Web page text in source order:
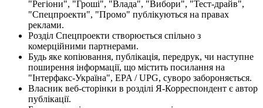
"Регіони", "Гроші", "Влада", "Вибори", "Тест-драйв",
"Спецпроекти", "Промо" публікуються на правах
реклами.
Розділ Спецпроекти створюється спільно з
комерційними партнерами.
Будь яке копіювання, публікація, передрук, чи наступне
поширення інформації, що містить посилання на
"Інтерфакс-Україна", EPA / UPG, суворо забороняється.
Власник веб-сторінки в розділі Я-Корреспондент є автор
публікації.